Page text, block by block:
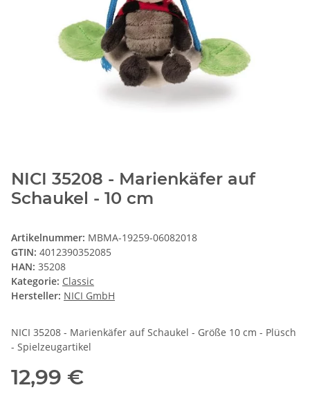
NICI 35208 - Marienkäfer auf
Schaukel - 10 cm
Artikelnummer: MBMA-19259-06082018
GTIN: 4012390352085
HAN: 35208
Kategorie: Classic
Hersteller: NICI GmbH
NICI 35208 - Marienkäfer auf Schaukel - Größe 10 cm - Plüsch
- Spielzeugartikel
12,99 €